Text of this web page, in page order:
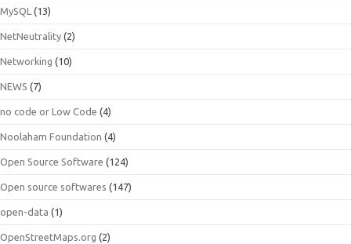
MySQL (13)
NetNeutrality (2)
Networking (10)
NEWS (7)
no code or Low Code (4)
Noolaham Foundation (4)
Open Source Software (124)
Open source softwares (147)
open-data (1)
OpenStreetMaps.org (2)